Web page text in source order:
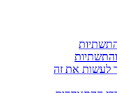
לעשות את זה